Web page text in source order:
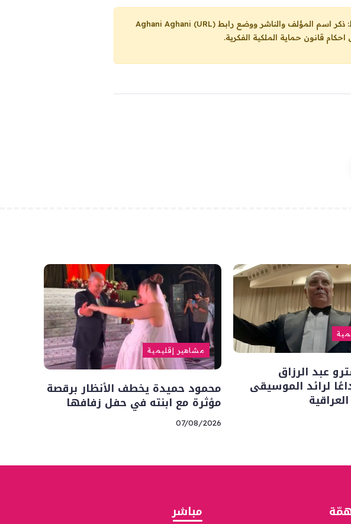
Aghani Aghani (URL)
قانون حماية الملكية الفكرية.
عبد الرزاق
لرائد الموسيقى
مشاهير إقليمية
محمود حميدة يخطف الأنظار برقصة
مؤثرة مع ابنته في حفل زفافها
07/08/2026
مباشر